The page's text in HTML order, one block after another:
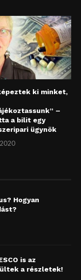
ki minket,
–
a bilit egy
ügynök
Hogyan
is az
a részletek!